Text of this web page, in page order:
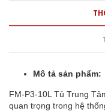
Mô tả sản phẩm:
FM-P3-10L Tủ Trung
quan trọng trong hệ